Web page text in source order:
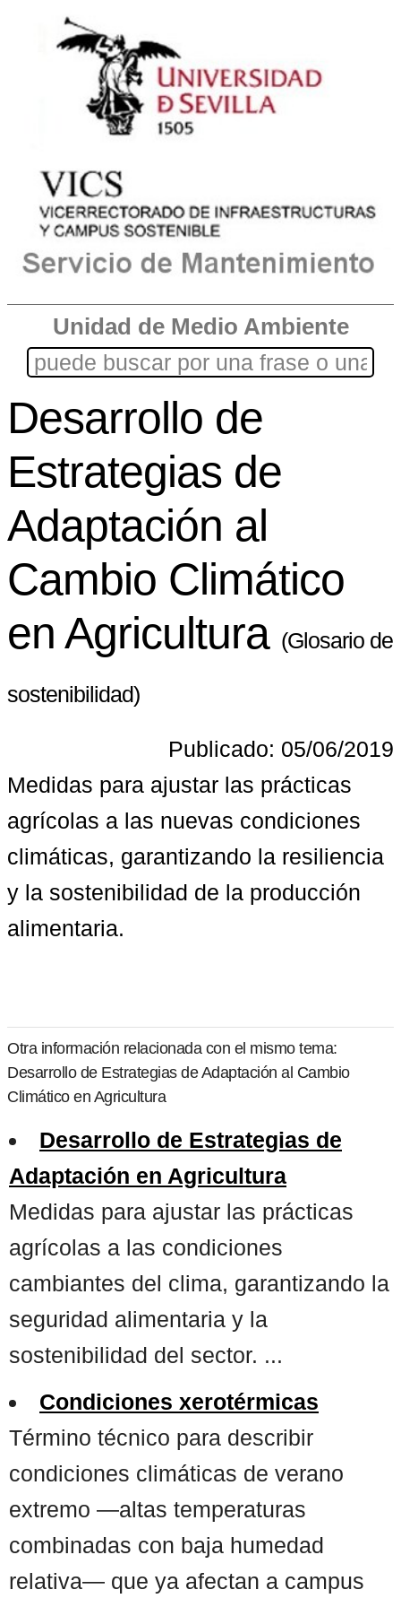
Unidad de Medio Ambiente
Desarrollo de
Estrategias de
Adaptación al
Cambio Climático
en Agricultura (Glosario de
sostenibilidad)
Publicado: 05/06/2019
Medidas para ajustar las prácticas
agrícolas a las nuevas condiciones
climáticas, garantizando la resiliencia
y la sostenibilidad de la producción
alimentaria.
Otra información relacionada con el mismo tema:
Desarrollo de Estrategias de Adaptación al Cambio
Climático en Agricultura
Desarrollo de Estrategias de
Adaptación en Agricultura
Medidas para ajustar las prácticas
agrícolas a las condiciones
cambiantes del clima, garantizando la
seguridad alimentaria y la
sostenibilidad del sector. ...
Condiciones xerotérmicas
Término técnico para describir
condiciones climáticas de verano
extremo —altas temperaturas
combinadas con baja humedad
relativa— que ya afectan a campus